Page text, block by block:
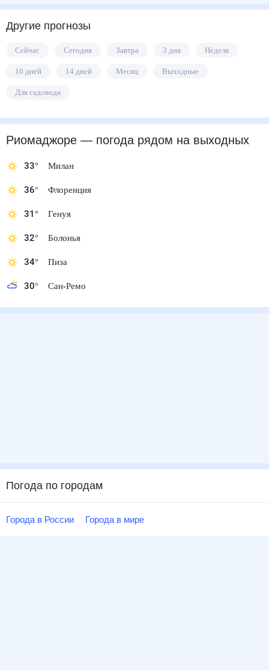
Другие прогнозы
Сейчас Сегодня Завтра 3 дня Неделя
10 дней 14 дней Месяц Выходные
Для садовода
Риомаджоре — погода рядом на выходных
33° Милан
36° Флоренция
31° Генуя
32° Болонья
34° Пиза
30° Сан-Ремо
Погода по городам
Города в России Города в мире